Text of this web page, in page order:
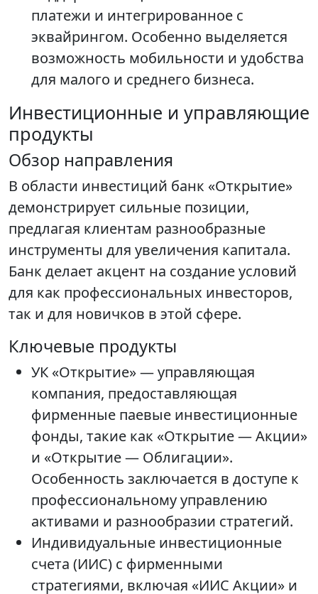
платежи и интегрированное с
эквайрингом. Особенно выделяется
возможность мобильности и удобства
для малого и среднего бизнеса.
Инвестиционные и управляющие
продукты
Обзор направления
В области инвестиций банк «Открытие»
демонстрирует сильные позиции,
предлагая клиентам разнообразные
инструменты для увеличения капитала.
Банк делает акцент на создание условий
для как профессиональных инвесторов,
так и для новичков в этой сфере.
Ключевые продукты
УК «Открытие» — управляющая
компания, предоставляющая
фирменные паевые инвестиционные
фонды, такие как «Открытие — Акции»
и «Открытие — Облигации».
Особенность заключается в доступе к
профессиональному управлению
активами и разнообразии стратегий.
Индивидуальные инвестиционные
счета (ИИС) с фирменными
стратегиями, включая «ИИС Акции» и